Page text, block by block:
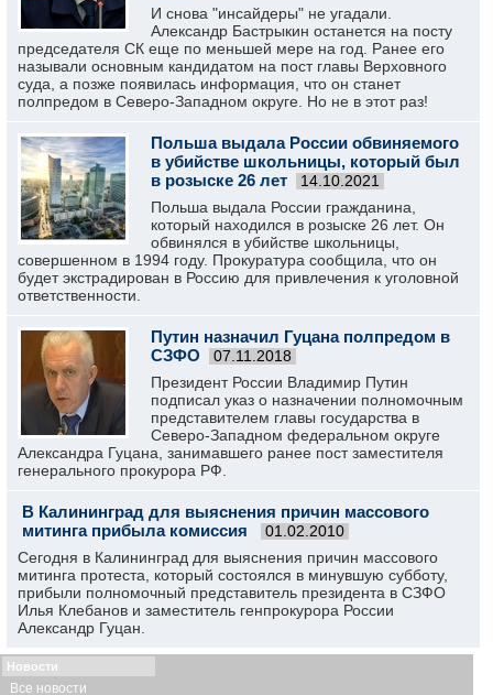
И снова "инсайдеры" не угадали.
Александр Бастрыкин останется на посту
председателя СК еще по меньшей мере на год. Ранее его
называли основным кандидатом на пост главы Верховного
суда, а позже появилась информация, что он станет
полпредом в Северо-Западном округе. Но не в этот раз!
Польша выдала России обвиняемого
в убийстве школьницы, который был
в розыске 26 лет
14.10.2021
Польша выдала России гражданина,
который находился в розыске 26 лет. Он
обвинялся в убийстве школьницы,
совершенном в 1994 году. Прокуратура сообщила, что он
будет экстрадирован в Россию для привлечения к уголовной
ответственности.
Путин назначил Гуцана полпредом в
СЗФО
07.11.2018
Президент России Владимир Путин
подписал указ о назначении полномочным
представителем главы государства в
Северо-Западном федеральном округе
Александра Гуцана, занимавшего ранее пост заместителя
генерального прокурора РФ.
В Калининград для выяснения причин массового
митинга прибыла комиссия
01.02.2010
Сегодня в Калининград для выяснения причин массового
митинга протеста, который состоялся в минувшую субботу,
прибыли полномочный представитель президента в СЗФО
Илья Клебанов и заместитель генпрокурора России
Александр Гуцан.
Новости
Все новости